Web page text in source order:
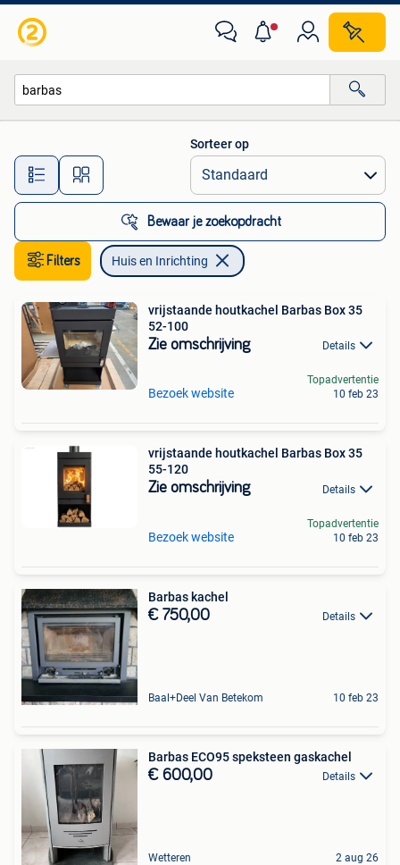
Alle afstanden…
Sorteer op
Bewaar je zoekopdracht
Filters Huis en Inrichting
vrijstaande houtkachel Barbas Box 35
52-100
Zie omschrijving Details
Bezoek website
Topadvertentie
10 feb 23
vrijstaande houtkachel Barbas Box 35
55-120
Zie omschrijving Details
Bezoek website
Topadvertentie
10 feb 23
Barbas kachel
€ 750,00 Details
Baal+Deel Van Betekom 10 feb 23
Barbas ECO95 speksteen gaskachel
€ 600,00 Details
Wetteren 2 aug 26